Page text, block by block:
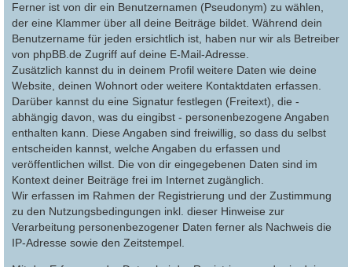
Ferner ist von dir ein Benutzernamen (Pseudonym) zu wählen,
der eine Klammer über all deine Beiträge bildet. Während dein
Benutzername für jeden ersichtlich ist, haben nur wir als Betreiber
von phpBB.de Zugriff auf deine E-Mail-Adresse.
Zusätzlich kannst du in deinem Profil weitere Daten wie deine
Website, deinen Wohnort oder weitere Kontaktdaten erfassen.
Darüber kannst du eine Signatur festlegen (Freitext), die -
abhängig davon, was du eingibst - personenbezogene Angaben
enthalten kann. Diese Angaben sind freiwillig, so dass du selbst
entscheiden kannst, welche Angaben du erfassen und
veröffentlichen willst. Die von dir eingegebenen Daten sind im
Kontext deiner Beiträge frei im Internet zugänglich.
Wir erfassen im Rahmen der Registrierung und der Zustimmung
zu den Nutzungsbedingungen inkl. dieser Hinweise zur
Verarbeitung personenbezogener Daten ferner als Nachweis die
IP-Adresse sowie den Zeitstempel.